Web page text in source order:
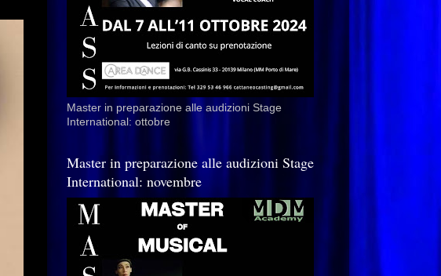
Master in preparazione alle audizioni Stage
International: ottobre
Master in preparazione alle audizioni Stage
International: novembre